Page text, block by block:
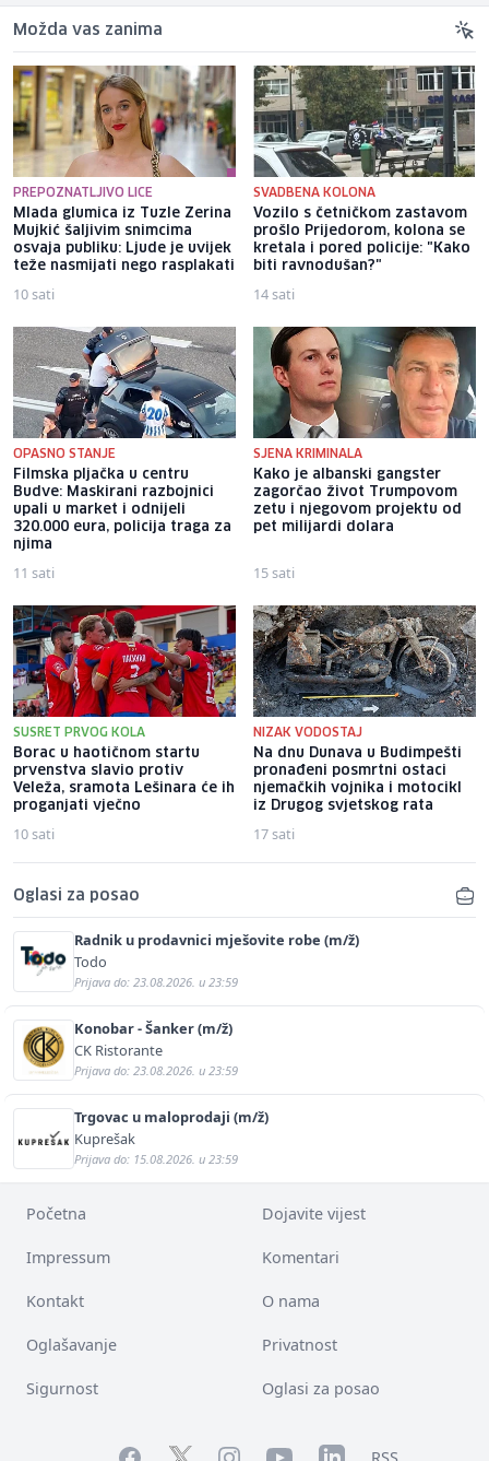
Možda vas zanima
PREPOZNATLJIVO LICE
Mlada glumica iz Tuzle Zerina
Mujkić šaljivim snimcima
osvaja publiku: Ljude je uvijek
teže nasmijati nego rasplakati
10 sati
SVADBENA KOLONA
Vozilo s četničkom zastavom
prošlo Prijedorom, kolona se
kretala i pored policije: "Kako
biti ravnodušan?"
14 sati
OPASNO STANJE
Filmska pljačka u centru
Budve: Maskirani razbojnici
upali u market i odnijeli
320.000 eura, policija traga za
njima
11 sati
SJENA KRIMINALA
Kako je albanski gangster
zagorčao život Trumpovom
zetu i njegovom projektu od
pet milijardi dolara
15 sati
SUSRET PRVOG KOLA
Borac u haotičnom startu
prvenstva slavio protiv
Veleža, sramota Lešinara će ih
proganjati vječno
10 sati
NIZAK VODOSTAJ
Na dnu Dunava u Budimpešti
pronađeni posmrtni ostaci
njemačkih vojnika i motocikl
iz Drugog svjetskog rata
17 sati
Oglasi za posao
Radnik u prodavnici mješovite robe (m/ž)
Todo
Prijava do: 23.08.2026. u 23:59
Konobar - Šanker (m/ž)
CK Ristorante
Prijava do: 23.08.2026. u 23:59
Trgovac u maloprodaji (m/ž)
Kuprešak
Prijava do: 15.08.2026. u 23:59
Početna Dojavite vijest
Impressum Komentari
Kontakt O nama
Oglašavanje Privatnost
Sigurnost Oglasi za posao
FacebookTwitterInstagramYouTubeLinkedIn